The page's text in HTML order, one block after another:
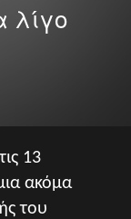
λίγο
13
ακόμα
του